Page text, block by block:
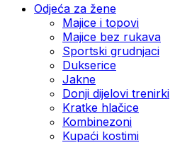
Odjeća za žene
Majice i topovi
Majice bez rukava
Sportski grudnjaci
Dukserice
Jakne
Donji dijelovi trenirki
Kratke hlačice
Kombinezoni
Kupaći kostimi